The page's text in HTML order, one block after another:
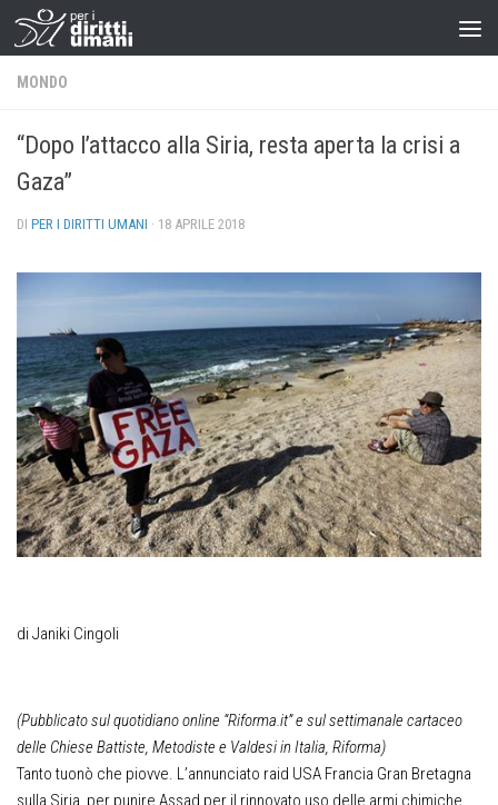
MONDO
“Dopo l’attacco alla Siria, resta aperta la crisi a
Gaza”
DI PER I DIRITTI UMANI · 18 APRILE 2018
di Janiki Cingoli
(Pubblicato sul quotidiano online “Riforma.it” e sul settimanale cartaceo
delle Chiese Battiste, Metodiste e Valdesi in Italia, Riforma)
Tanto tuonò che piovve. L’annunciato raid USA Francia Gran Bretagna
sulla Siria, per punire Assad per il rinnovato uso delle armi chimiche